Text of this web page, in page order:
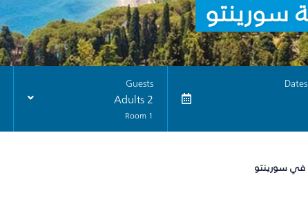
سورينتو
Dates
Guests
2 Adults
1 Room
في سورينتو